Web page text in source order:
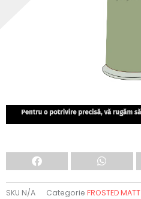
SKU N/A Categorie FROSTED MATT